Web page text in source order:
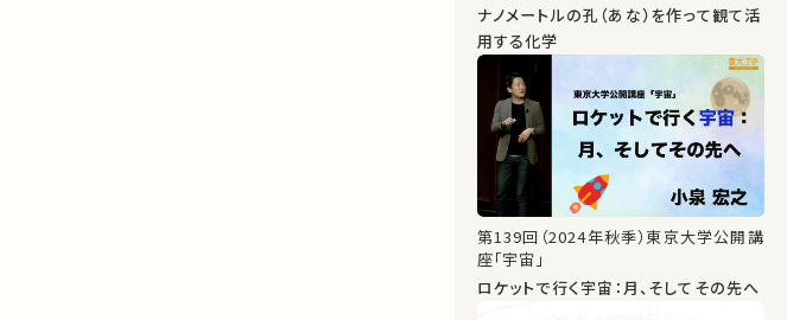
ナノメートルの孔（あな）を作って観て活
用する化学
第139回（2024年秋季）東京大学公開講
座「宇宙」
ロケットで行く宇宙：月、そしてその先へ